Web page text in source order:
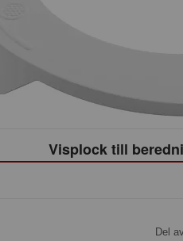
Visplock till
Del